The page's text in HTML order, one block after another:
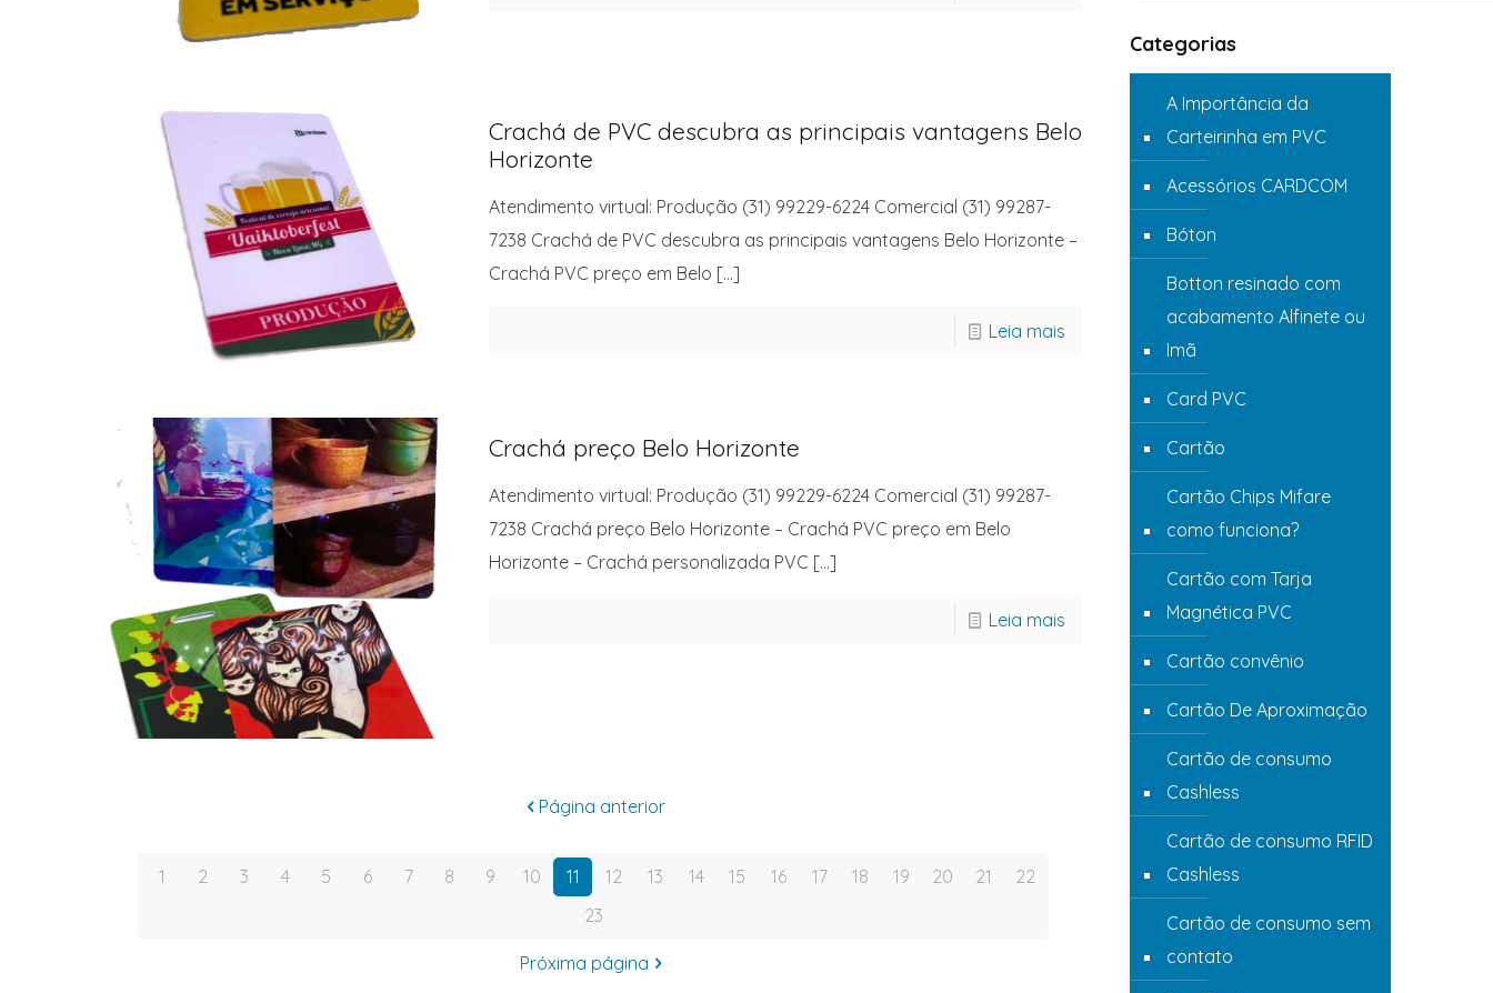
Crachá de PVC descubra as principais vantagens Belo
Horizonte
Atendimento virtual: Produção (31) 99229-6224 Comercial (31) 99287-
7238 Crachá de PVC descubra as principais vantagens Belo Horizonte –
Crachá PVC preço em Belo […]
Leia mais
Crachá preço Belo Horizonte
Atendimento virtual: Produção (31) 99229-6224 Comercial (31) 99287-
7238 Crachá preço Belo Horizonte – Crachá PVC preço em Belo
Horizonte – Crachá personalizada PVC […]
Leia mais
Página anterior
1 2 3 4 5 6 7 8 9 10 11 12 13 14 15 16 17 18 19 20 21
22
23
Próxima página
Categorias
A Importância da
Carteirinha em PVC
Acessórios CARDCOM
Bóton
Botton resinado com
acabamento Alfinete ou
Imã
Card PVC
Cartão
Cartão Chips Mifare
como funciona?
Cartão com Tarja
Magnética PVC
Cartão convênio
Cartão De Aproximação
Cartão de consumo
Cashless
Cartão de consumo RFID
Cashless
Cartão de consumo sem
contato